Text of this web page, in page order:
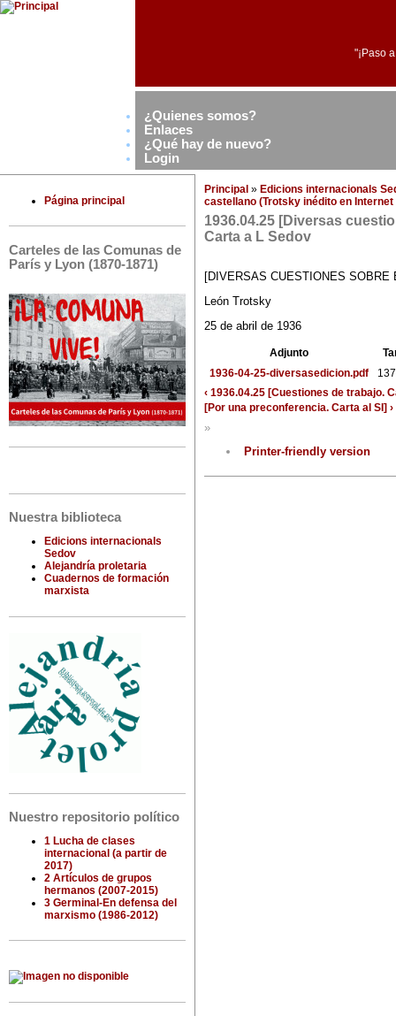
"¡Paso
¿Quienes somos?
Enlaces
¿Qué hay de nuevo?
Login
Página principal
Carteles de las Comunas de
París y Lyon (1870-1871)
Nuestra biblioteca
Edicions internacionals
Sedov
Alejandría proletaria
Cuadernos de formación
marxista
Nuestro repositorio político
1 Lucha de clases
internacional (a partir de
2017)
2 Artículos de grupos
hermanos (2007-2015)
3 Germinal-En defensa del
marxismo (1986-2012)
Principal » Edicions internacionals
castellano (Trotsky inédito en
1936.04.25 [Diversas
Carta a L Sedov
[DIVERSAS CUESTIONES SOBRE
León Trotsky
25 de abril de 1936
Adjunto
1936-04-25-diversasedicion.pdf
‹ 1936.04.25 [Cuestiones de trabajo.
[Por una preconferencia. Carta al SI] ›
»
Printer-friendly version